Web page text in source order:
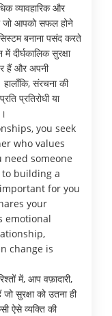
व्यावहारिक और
जो आपको सफल होने
बनाना पसंद करते
दीर्घकालिक सुरक्षा
हैं और अपनी
संरचना की
प्रतिरोधी या
you seek
who values
need someone
building a
for you
your
emotional
change is
में, आप वफ़ादारी,
सुरक्षा को उतना ही
ऐसे व्यक्ति की